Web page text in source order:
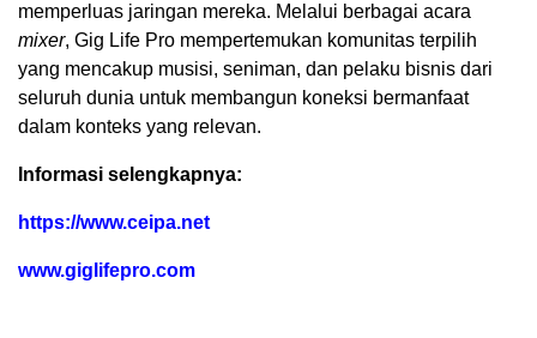
memperluas jaringan mereka. Melalui berbagai acara
mixer, Gig Life Pro mempertemukan komunitas terpilih
yang mencakup musisi, seniman, dan pelaku bisnis dari
seluruh dunia untuk membangun koneksi bermanfaat
dalam konteks yang relevan.
Informasi selengkapnya:
https://www.ceipa.net
www.giglifepro.com